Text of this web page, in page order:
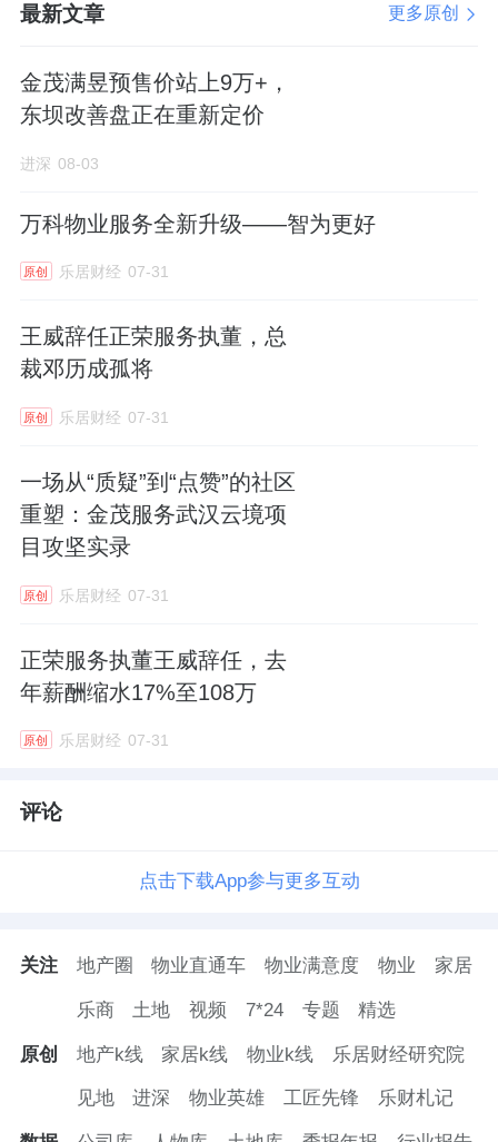
能力和回款效率，还需后续财报验证。
如何在激烈的行业竞争中走出一条差异化之
路，是摆在罗韶颖面前的现实课题。
从投行到地产，从地产到物业，罗韶颖的转型
之路仍在继续。市场也在等待——她能否像当
道再打一场硬仗。
往期精彩内容回顾
这家物企的新老板，竟然是互联网大佬
物企女老板囤金银
最新文章 更多原创
金茂满昱预售价站上9万+，
东坝改善盘正在重新定价
进深 08-03
万科物业服务全新升级——智为更好
原创 乐居财经 07-31
王威辞任正荣服务执董，总
裁邓历成孤将
原创 乐居财经 07-31
一场从“质疑”到“点赞”的社区
重塑：金茂服务武汉云境项
目攻坚实录
原创 乐居财经 07-31
正荣服务执董王威辞任，去
年薪酬缩水17%至108万
原创 乐居财经 07-31
评论
点击下载App参与更多互动
关注 地产圈 物业直通车 物业满意度 物业 家居
乐商 土地 视频 7*24 专题 精选
原创 地产k线 家居k线 物业k线 乐居财经研究院
见地 进深 物业英雄 工匠先锋 乐财札记